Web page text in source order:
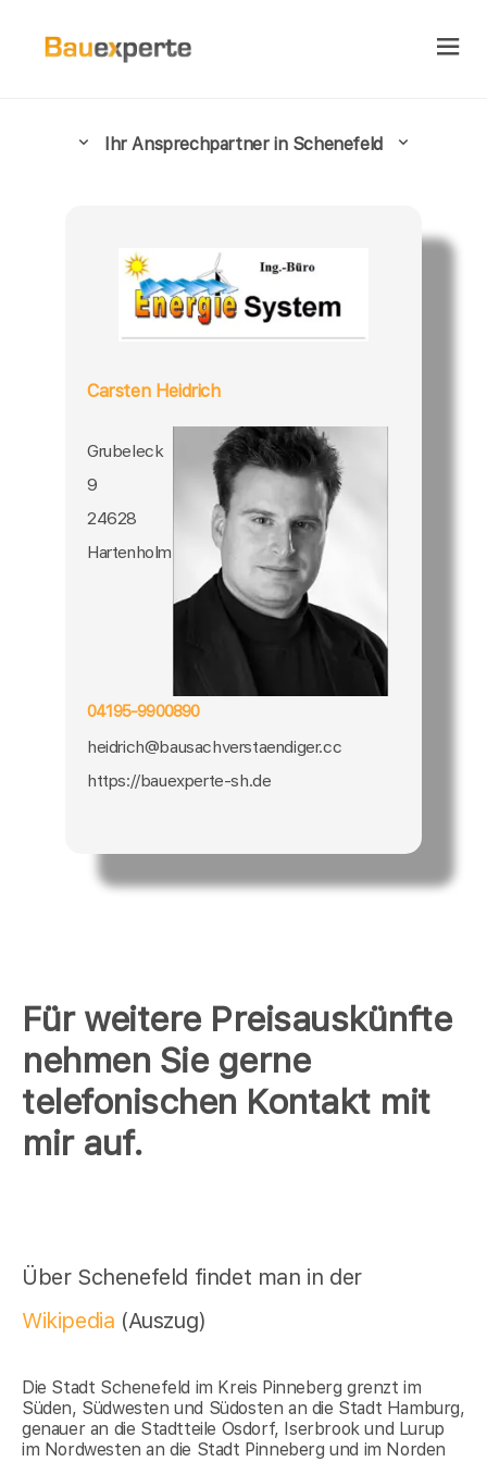
Für weitere Preisauskünfte
nehmen Sie gerne
telefonischen Kontakt mit
mir auf.
Über Schenefeld findet man in der
Wikipedia (Auszug)
Die Stadt Schenefeld im Kreis Pinneberg grenzt im
Süden, Südwesten und Südosten an die Stadt Hamburg,
genauer an die Stadtteile Osdorf, Iserbrook und Lurup
im Nordwesten an die Stadt Pinneberg und im Norden
Ihr Ansprechpartner in Schenefeld
Carsten Heidrich
Grubeleck
9
24628
Hartenholm
04195-9900890
heidrich@bausachverstaendiger.cc
https://bauexperte-sh.de